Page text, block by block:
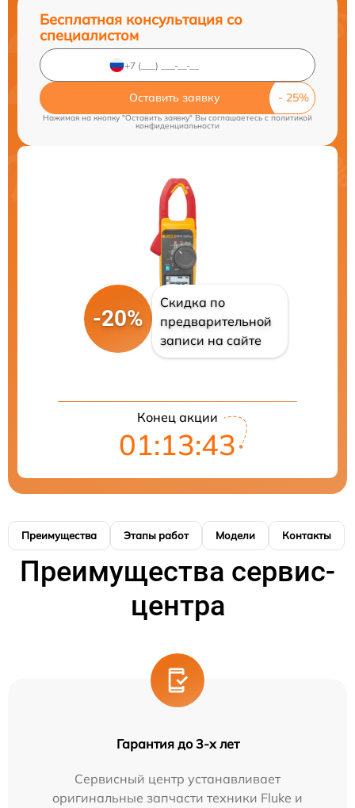
Бесплатная консультация со
специалистом
Оставить заявку
Нажимая на кнопку "Оставить заявку" Вы соглашаетесь cполитикой
конфиденциальности
-20%
Скидка по
предварительной
записи на сайте
Конец акции
01:13:42
Преимущества Этапы работ Модели Контакты
Преимущества сервис-
центра
Гарантия до 3-х лет
Сервисный центр устанавливает
оригинальные запчасти техники Fluke и